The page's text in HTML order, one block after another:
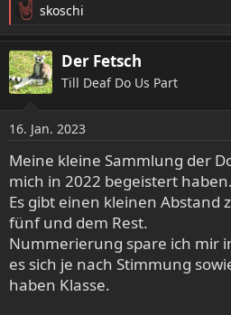
R
e
a
k
t
n
e
n
:
skoschi
Der Fetsch
Till Deaf Do Us Part
16. Jan. 2023
Meine kleine Sammlung der
mich in 2022 begeistert haben.
Es gibt einen kleinen Abstand
fünf und dem Rest.
Nummerierung spare ich mir
es sich je nach Stimmung
haben Klasse.